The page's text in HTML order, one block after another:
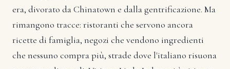
era, divorato da Chinatown e dalla gentrificazione. Ma
rimangono tracce: ristoranti che servono ancora
ricette di famiglia, negozi che vendono ingredienti
che nessuno compra più, strade dove l'italiano risuona